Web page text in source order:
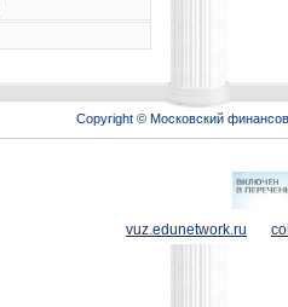
Copyright © Московский
vuz.edunetwork.ru